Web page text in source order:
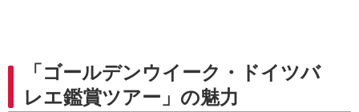
「ゴールデンウイーク・ドイツバ
レエ鑑賞ツアー」の魅力